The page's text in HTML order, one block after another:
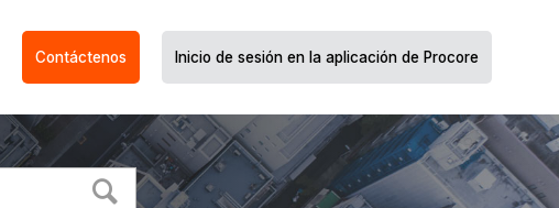
Contáctenos Inicio de sesión en la aplicación de Procore